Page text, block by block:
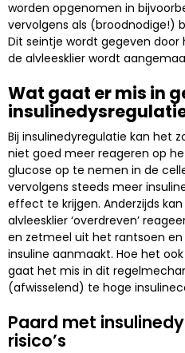
worden opgenomen in
vervolgens als (broodnodige!)
Dit seintje wordt gegeven
de alvleesklier wordt
Wat gaat er mis in
Bij insulinedyregulatie kan het
niet goed meer reageren op
glucose op te nemen in de
vervolgens steeds meer
effect te krijgen. Anderzijds
alvleesklier ‘overdreven’
en zetmeel uit het rantsoen
insuline aanmaakt. Hoe het
gaat het mis in dit
(afwisselend) te hoge
Paard met
risico’s